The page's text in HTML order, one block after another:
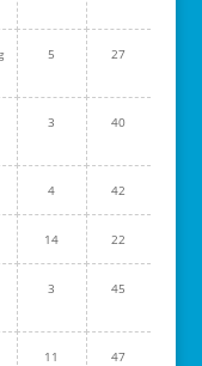
5 27
3 40
4 42
14 22
3 45
11 47